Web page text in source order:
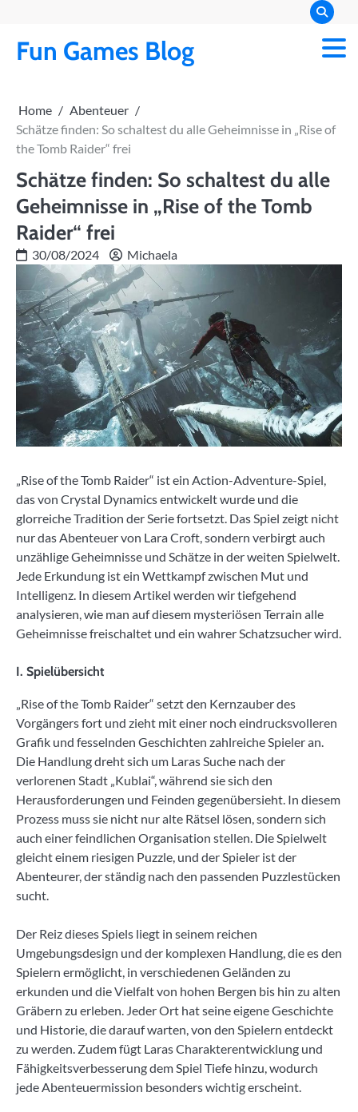
content
Fun Games Blog
Home
Abenteuer
Schätze finden: So schaltest du alle Geheimnisse in „Rise of
the Tomb Raider“ frei
Schätze finden: So schaltest du alle
Geheimnisse in „Rise of the Tomb
Raider“ frei
30/08/2024 Michaela
„Rise of the Tomb Raider“ ist ein Action-Adventure-Spiel,
das von Crystal Dynamics entwickelt wurde und die
glorreiche Tradition der Serie fortsetzt. Das Spiel zeigt nicht
nur das Abenteuer von Lara Croft, sondern verbirgt auch
unzählige Geheimnisse und Schätze in der weiten Spielwelt.
Jede Erkundung ist ein Wettkampf zwischen Mut und
Intelligenz. In diesem Artikel werden wir tiefgehend
analysieren, wie man auf diesem mysteriösen Terrain alle
Geheimnisse freischaltet und ein wahrer Schatzsucher wird.
I. Spielübersicht
„Rise of the Tomb Raider“ setzt den Kernzauber des
Vorgängers fort und zieht mit einer noch eindrucksvolleren
Grafik und fesselnden Geschichten zahlreiche Spieler an.
Die Handlung dreht sich um Laras Suche nach der
verlorenen Stadt „Kublai“, während sie sich den
Herausforderungen und Feinden gegenübersieht. In diesem
Prozess muss sie nicht nur alte Rätsel lösen, sondern sich
auch einer feindlichen Organisation stellen. Die Spielwelt
gleicht einem riesigen Puzzle, und der Spieler ist der
Abenteurer, der ständig nach den passenden Puzzlestücken
sucht.
Der Reiz dieses Spiels liegt in seinem reichen
Umgebungsdesign und der komplexen Handlung, die es den
Spielern ermöglicht, in verschiedenen Geländen zu
erkunden und die Vielfalt von hohen Bergen bis hin zu alten
Gräbern zu erleben. Jeder Ort hat seine eigene Geschichte
und Historie, die darauf warten, von den Spielern entdeckt
zu werden. Zudem fügt Laras Charakterentwicklung und
Fähigkeitsverbesserung dem Spiel Tiefe hinzu, wodurch
jede Abenteuermission besonders wichtig erscheint.